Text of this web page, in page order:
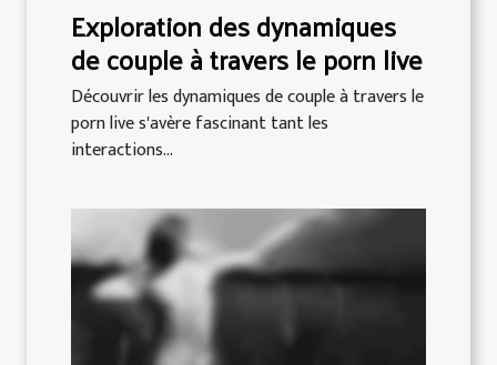
Exploration des dynamiques
de couple à travers le porn live
Découvrir les dynamiques de couple à travers le
porn live s'avère fascinant tant les
interactions...